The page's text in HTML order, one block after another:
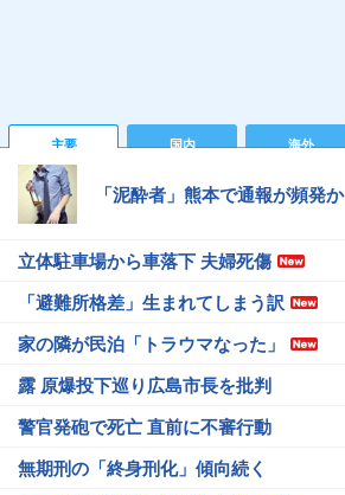
主要 国内 海外
「泥酔者」熊本で通報が頻発か
立体駐車場から車落下 夫婦死傷
「避難所格差」生まれてしまう訳
家の隣が民泊「トラウマなった」
露 原爆投下巡り広島市長を批判
警官発砲で死亡 直前に不審行動
無期刑の「終身刑化」傾向続く